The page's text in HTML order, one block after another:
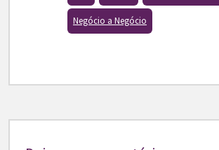
Negócio a Negócio